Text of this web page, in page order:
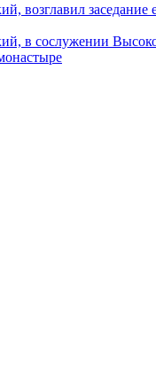
заседание
в сослужении